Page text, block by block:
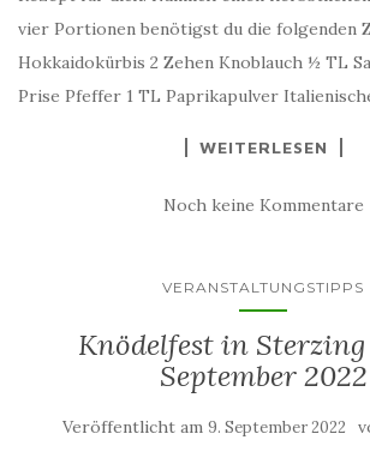
vier Portionen benötigst du die folgenden
Hokkaidokürbis 2 Zehen Knoblauch ½ TL
Prise Pfeffer 1 TL Paprikapulver
WEITERLESEN
Noch keine Kommentare
VERANSTALTUNGSTIPPS
Knödelfest in Sterzing
September 2022
Veröffentlicht am 9. September 2022